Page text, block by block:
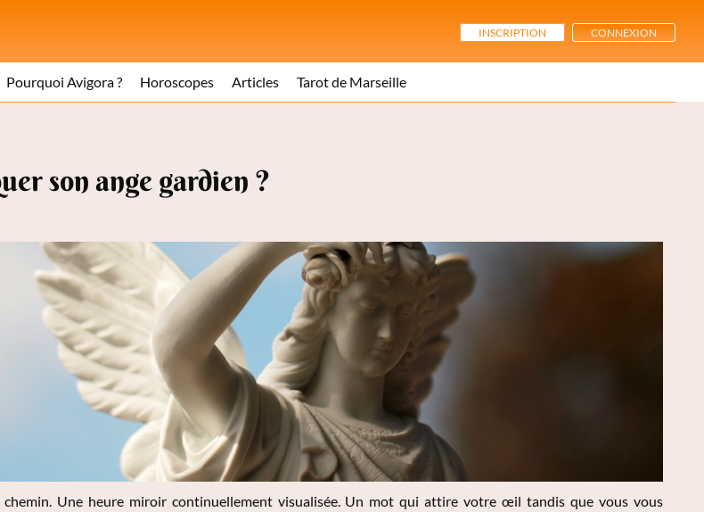
INSCRIPTION CONNEXION
Pourquoi Avigora ? Horoscopes Articles Tarot de Marseille
son ange gardien ?
Une heure miroir continuellement visualisée. Un mot qui attire votre œil tandis que vous vous